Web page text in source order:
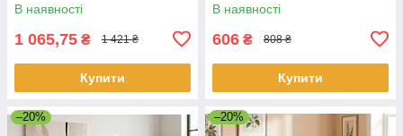
В наявності
1 065,75 ₴ 1 421 ₴
Купити
В наявності
606 ₴ 808 ₴
Купити
–20% –20%